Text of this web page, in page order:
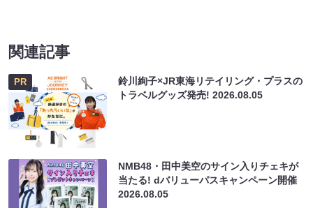
関連記事
PR
鈴川絢子×JR東海リテイリング・プラスの
トラベルグッズ発売!2026.08.05
NMB48・田中美空のサイン入りチェキが
当たる! dバリューパスキャンペーン開催
2026.08.05